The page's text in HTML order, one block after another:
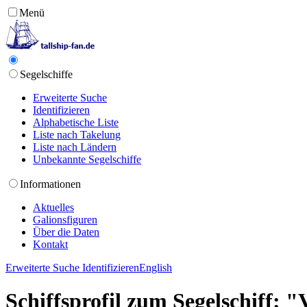
Menü
Segelschiffe
Erweiterte Suche
Identifizieren
Alphabetische Liste
Liste nach Takelung
Liste nach Ländern
Unbekannte Segelschiffe
Informationen
Aktuelles
Galionsfiguren
Über die Daten
Kontakt
Erweiterte Suche IdentifizierenEnglish
Schiffsprofil zum Segelschiff: